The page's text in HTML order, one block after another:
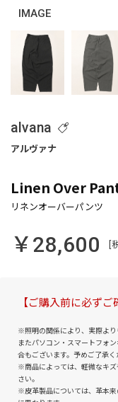
IMAGE
alvana
Linen Over
￥28,600 [
【ご購入前に必ずご
※照明の関係により、実際より
またパソコン・スマートフォ
合もございます。予めご了承く
※商品によっては、軽微なキ
さい。
※皮革製品については、革本来